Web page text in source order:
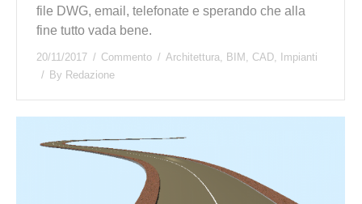
file DWG, email, telefonate e sperando che alla
fine tutto vada bene.
20/11/2017 Commento Architettura, BIM , CAD,
Impianti
By Redazione